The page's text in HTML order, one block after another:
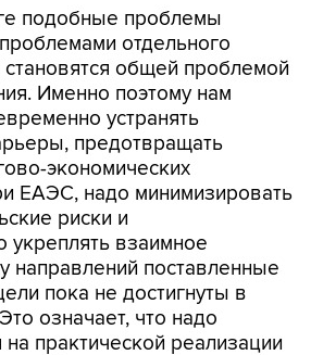
подобные проблемы
отдельного
становятся общей проблемой
Именно поэтому нам
устранять
предотвращать
экономических
ЕАЭС, надо минимизировать
риски и
укреплять взаимное
направлений поставленные
пока не достигнуты в
означает, что надо
на практической реализации